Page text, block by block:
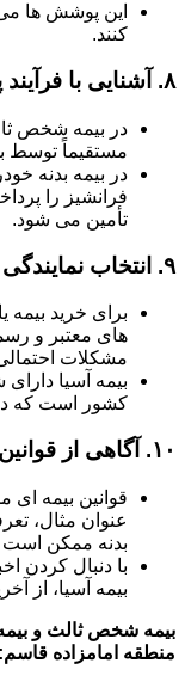
این پوشش ها
کنند.
۸. آشنایی با
در بیمه شخص
مستقیماً توسط
در بیمه بدنه
فرانشیز را
تأمین می شود.
۹. انتخاب
برای خرید
های معتبر و
مشکلات
بیمه آسیا
کشور است که
۱۰. آگاهی از
قوانین بیمه
عنوان مثال،
بدنه ممکن است
با دنبال کردن
بیمه آسیا، از
بیمه شخص ثالث و بیمه
منطقه امامزاده